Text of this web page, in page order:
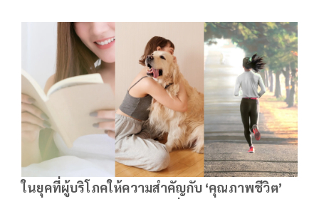
ในยุคที่ผู้บริโภคให้ความสำคัญกับ ‘คุณภาพชีวิต’